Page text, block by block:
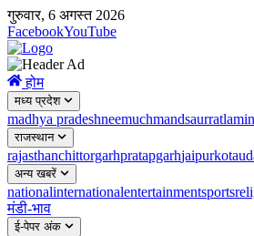
गुरुवार, 6 अगस्त 2026
FacebookYouTube
होम
मध्य प्रदेश
madhya pradeshneemuchmandsaurratlam
राजस्थान
rajasthanchittorgarhpratapgarhjaipurkota
अन्य खबरें
nationalinternationalentertainmentsports
मंडी-भाव
ई-पेपर अंक